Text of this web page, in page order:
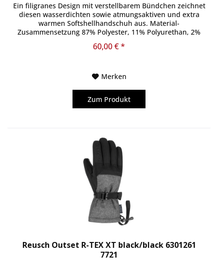
Ein filigranes Design mit verstellbarem Bündchen zeichnet
diesen wasserdichten sowie atmungsaktiven und extra
warmen Softshellhandschuh aus. Material-
Zusammensetzung 87% Polyester, 11% Polyurethan, 2%
60,00 € *
Merken
Zum Produkt
Reusch Outset R-TEX XT black/black 6301261
7721